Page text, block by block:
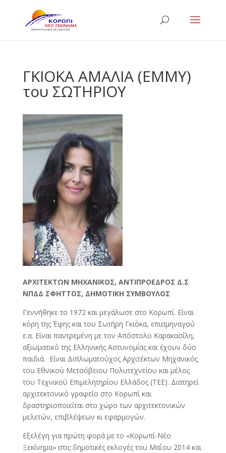
ΓΚΙΟΚΑ ΑΜΑΛΙΑ (ΕΜΜΥ)
του ΣΩΤΗΡΙΟΥ
ΑΡΧΙΤΕΚΤΩΝ ΜΗΧΑΝΙΚΟΣ, ΑΝΤΙΠΡΟΕΔΡΟΣ Δ.Σ
ΝΠΔΔ ΣΦΗΤΤΟΣ, ΔΗΜΟΤΙΚΗ ΣΥΜΒΟΥΛΟΣ
Γεννήθηκε το 1972 και μεγάλωσε στο Κορωπί. Είναι
κόρη της Έφης και του Σωτήρη Γκιόκα, επισμηναγού
ε.α. Είναι παντρεμένη με τον Απόστολο Καρακασίλη,
αξιωματικό της Ελληνικής Αστυνομίας και έχουν δύο
παιδιά. Είναι Διπλωματούχος Αρχιτέκτων Μηχανικός
του Εθνικού Μετσόβειου Πολυτεχνείου και μέλος
του Τεχνικού Επιμελητηρίου Ελλάδος (ΤΕΕ). Διατηρεί
αρχιτεκτονικό γραφείο στο Κορωπί και
δραστηριοποιείται στο χώρο των αρχιτεκτονικών
μελετών, επιβλέψεων κι εφαρμογών.
Εξελέγη για πρώτη φορά με το «Κορωπί-Νέο
Ξεκίνημα» στις δημοτικές εκλογές του Μαΐου 2014 και